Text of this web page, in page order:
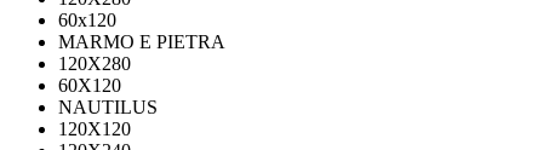
60x120
MARMO E PIETRA
120X280
60X120
NAUTILUS
120X120